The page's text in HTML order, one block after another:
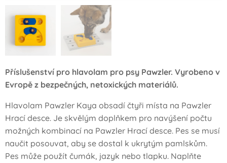
Příslušenství pro hlavolam pro psy Pawzler. Vyrobeno v
Evropě z bezpečných, netoxických materiálů.
Hlavolam Pawzler Kaya obsadí čtyři místa na Pawzler
Hrací desce. Je skvělým doplňkem pro navýšení počtu
možných kombinací na Pawzler Hrací desce. Pes se musí
naučit posouvat, aby se dostal k ukrytým pamlskům.
Pes může použít čumák, jazyk nebo tlapku. Naplňte